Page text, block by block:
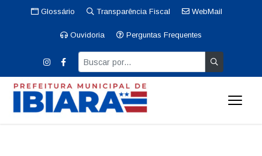
Glossário Transparência Fiscal WebMail
Ouvidoria Perguntas Frequentes